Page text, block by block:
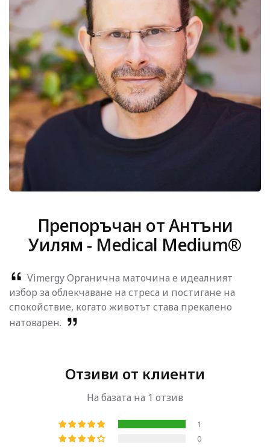
Препоръчан от Антъни
Уилям - Medical Medium®
Vimergy Органична маточина е идеалният
избор за облекчаване на стреса и постигане на
спокойствие, когато животът става прекалено
натоварен.
Отзиви от клиенти
На базата на 1 отзив
1
0